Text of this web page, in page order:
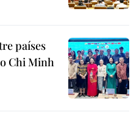
países
Chi Minh